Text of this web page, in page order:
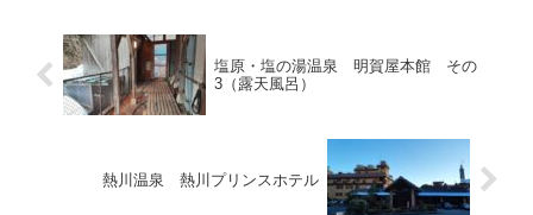
塩原・塩の湯温泉 明賀屋本館 その
3（露天風呂）
熱川温泉 熱川プリンスホテル